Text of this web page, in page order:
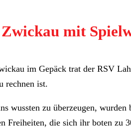
mit
im Gepäck trat der RSV
rechnen ist.
zu überzeugen,
die sich ihr boten zu